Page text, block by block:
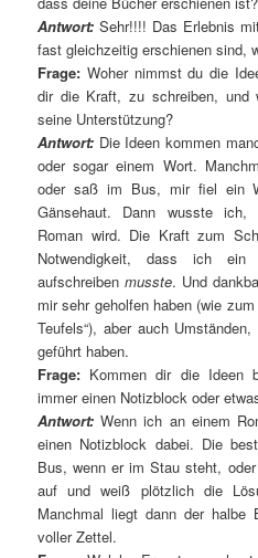
Antwort:Sehr!!!! Das Erlebnis
fast gleichzeitig erschienen sind,
Frage: Woher nimmst du die
dir die Kraft, zu schreiben,
seine Unterstützung?
Antwort: Die Ideen kommen
oder sogar einem Wort.
oder saß im Bus, mir fiel ein
Gänsehaut. Dann wusste ich,
Roman wird. Die Kraft zum
Notwendigkeit, dass ich ein
aufschreibenmusste. Und
mir sehr geholfen haben (wie
Teufels“), aber auch
geführt haben.
Frage: Kommen dir die Ideen
immer einen Notizblock oder
Antwort:Wenn ich an einem
einen Notizblock dabei. Die
Bus, wenn er im Stau steht,
auf und weiß plötzlich die
Manchmal liegt dann der halbe
voller Zettel.